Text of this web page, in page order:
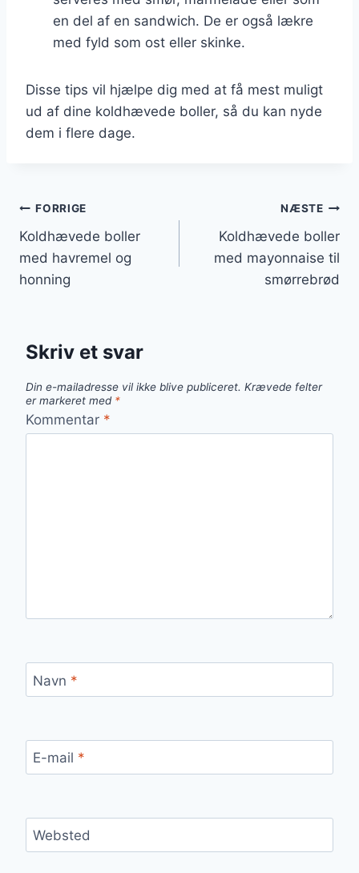
en del af en sandwich. De er også lækre
med fyld som ost eller skinke.
Disse tips vil hjælpe dig med at få mest muligt
ud af dine koldhævede boller, så du kan nyde
dem i flere dage.
Indlægsnavigation
FORRIGE
Koldhævede boller
med havremel og
honning
NÆSTE
Koldhævede boller
med mayonnaise til
smørrebrød
Skriv et svar
Din e-mailadresse vil ikke blive publiceret. Krævede felter
er markeret med *
Kommentar *
Navn *
E-mail *
Websted